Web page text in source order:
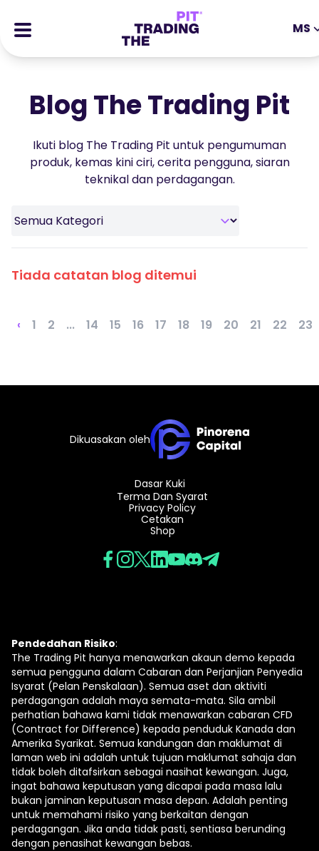
Futures
Kisah Kejayaan
Tools
EDUCATIONAL TOOLS
Blog
Ebooks
Audio Siar
About
Help Center
MS
DE
ES
IT
JA
TR
VI
Blog The Trading Pit
Ikuti blog The Trading Pit untuk pengumuman
produk, kemas kini ciri, cerita pengguna, siaran
teknikal dan perdagangan.
Tiada catatan blog ditemui
‹ 1 2 ... 14 15 16 17 18 19 20 21 22 23
Dikuasakan oleh
Dasar Kuki
Terma Dan Syarat
Privacy Policy
Cetakan
Shop
Pendedahan Risiko:
The Trading Pit hanya menawarkan akaun demo kepada
semua pengguna dalam Cabaran dan Perjanjian Penyedia
Isyarat (Pelan Penskalaan). Semua aset dan aktiviti
perdagangan adalah maya semata-mata. Sila ambil
perhatian bahawa kami tidak menawarkan cabaran CFD
(Contract for Difference) kepada penduduk Kanada dan
Amerika Syarikat. Semua kandungan dan maklumat di
laman web ini adalah untuk tujuan maklumat sahaja dan
tidak boleh ditafsirkan sebagai nasihat kewangan. Juga,
ingat bahawa keputusan yang dicapai pada masa lalu
bukan jaminan keputusan masa depan. Adalah penting
untuk memahami risiko yang berkaitan dengan
perdagangan. Jika anda tidak pasti, sentiasa berunding
dengan penasihat kewangan bebas.